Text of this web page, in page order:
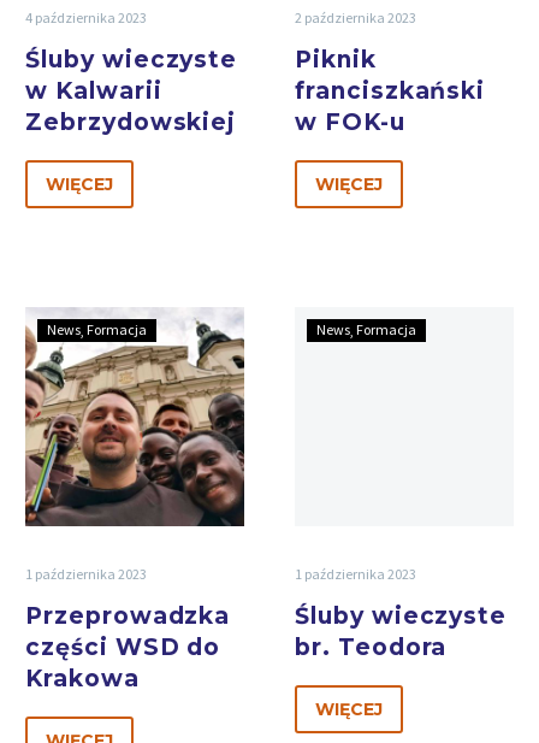
4 października 2023
Śluby wieczyste
w Kalwarii
Zebrzydowskiej
WIĘCEJ
2 października 2023
Piknik
franciszkański
w FOK-u
WIĘCEJ
News Formacja
1 października 2023
Przeprowadzka
części WSD do
Krakowa
News Formacja
1 października 2023
Śluby wieczyste
br. Teodora
WIĘCEJ